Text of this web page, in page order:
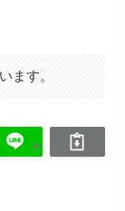
ます。